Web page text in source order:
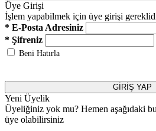
Üye Girişi
İşlem yapabilmek için üye girişi
* E-Posta Adresiniz
* Şifreniz
Beni Hatırla
GİRİŞ YAP
Yeni Üyelik
Üyeliğiniz yok mu? Hemen aşağıdaki
üye olabilirsiniz